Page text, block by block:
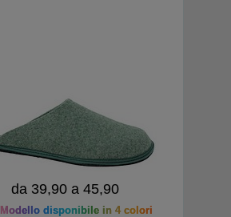
da 39,90 a 45,90
Modello disponibile in 4 colori